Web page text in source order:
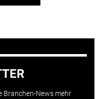
Branchen-News mehr